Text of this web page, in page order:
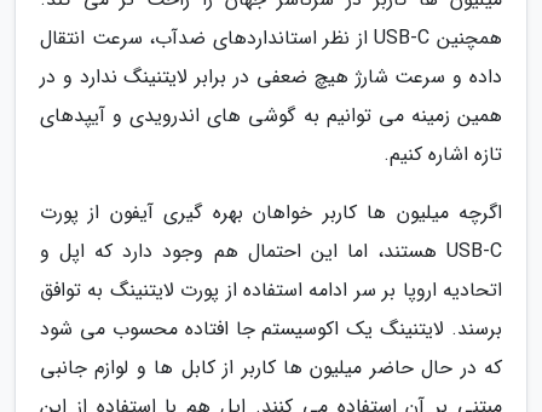
همچنین USB-C از نظر استانداردهای ضدآب، سرعت انتقال
داده و سرعت شارژ هیچ ضعفی در برابر لایتنینگ ندارد و در
همین زمینه می توانیم به گوشی های اندرویدی و آیپدهای
تازه اشاره کنیم.
اگرچه میلیون ها کاربر خواهان بهره گیری آیفون از پورت
USB-C هستند، اما این احتمال هم وجود دارد که اپل و
اتحادیه اروپا بر سر ادامه استفاده از پورت لایتنینگ به توافق
برسند. لایتنینگ یک اکوسیستم جا افتاده محسوب می شود
که در حال حاضر میلیون ها کاربر از کابل ها و لوازم جانبی